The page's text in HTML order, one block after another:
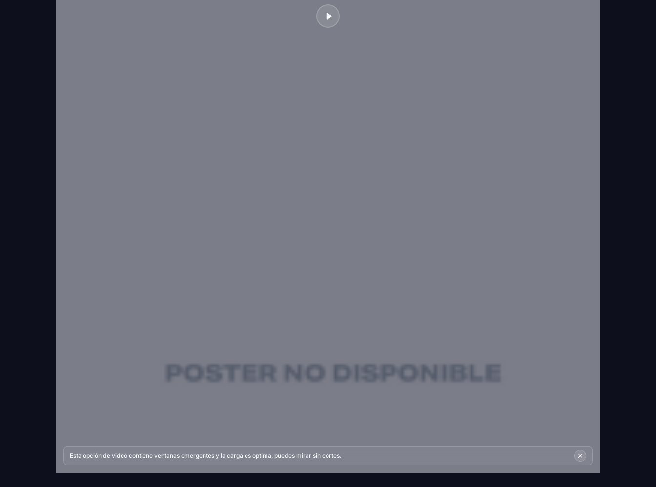
Esta opción de video contiene ventanas emergentes y la carga es optima, puedes mirar sin cortes.